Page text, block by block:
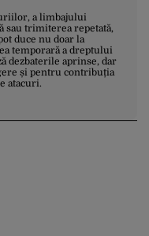
a limbajului
sau trimiterea repetată,
duce nu doar la
temporară a dreptului
dezbaterile aprinse, dar
și pentru contribuția
atacuri.